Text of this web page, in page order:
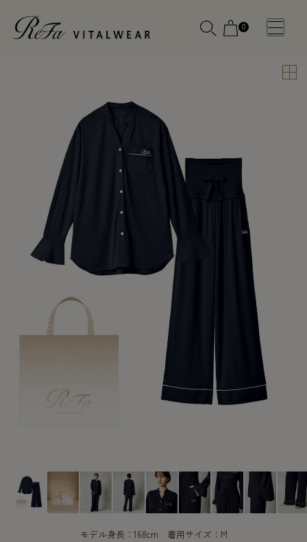
0
WOMEN
全ての商
SLEEP WEAR
カル
ピロー
SERVICE
全ての商
SLEEP WEAR
カル
ピロー
SERVICE
モデル身長：168cm 着用サイズ：M